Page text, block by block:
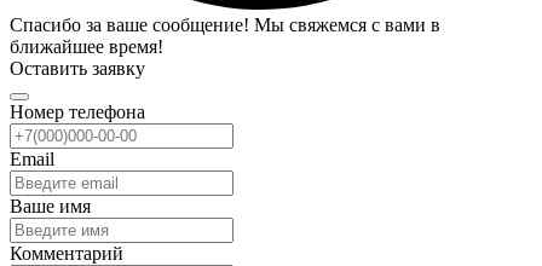
Спасибо за ваше сообщение! Мы свяжемся с вами в
ближайшее время!
Оставить заявку
Номер телефона
Email
Ваше имя
Комментарий